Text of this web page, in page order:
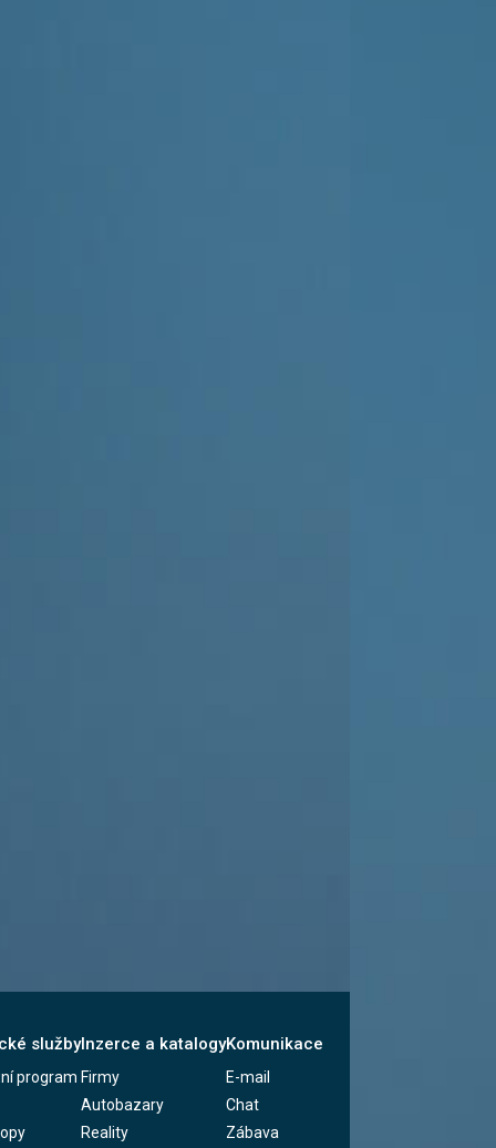
služby
program
Inzerce a katalogy
Firmy
Autobazary
Reality
Komunikace
E-mail
Chat
Zábava